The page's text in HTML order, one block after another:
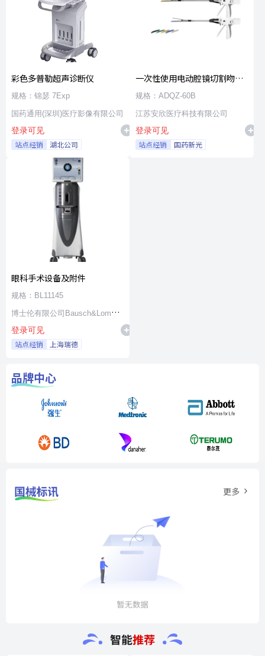
彩色多普勒超声诊断仪
规格：锦瑟 7Exp
国药通用(深圳)医疗影像有限公司
登录可见
站点经销 湖北公司
一次性使用电动腔镜切割吻合
器及组件
规格：ADQZ-60B
江苏安欣医疗科技有限公司
登录可见
站点经销 国药新光
眼科手术设备及附件
规格：BL11145
博士伦有限公司Bausch&Lomb
Incorporated
登录可见
站点经销 上海瑞德
品牌中心